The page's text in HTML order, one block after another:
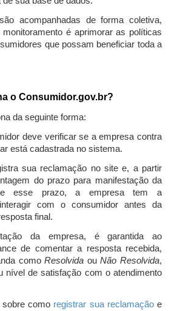
acompanhadas de forma coletiva,
é aprimorar as políticas
que possam beneficiar toda a
o Consumidor.gov.br?
da seguinte forma:
deve verificar se a empresa contra
está cadastrada no sistema.
sua reclamação no site e, a partir
do prazo para manifestação da
esse prazo, a empresa tem a
com o consumidor antes da
final.
da empresa, é garantida ao
de comentar a resposta recebida,
comoResolvida ouNão Resolvida,
nível de satisfação com o atendimento
como registrar sua reclamaçãoe